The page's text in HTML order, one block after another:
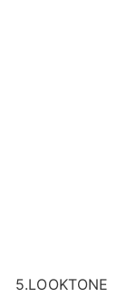
5.LOOKTONE